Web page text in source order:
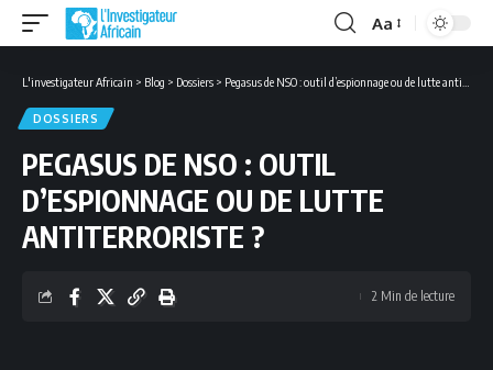
Font
Aa
L'investigateur Africain > Blog > Dossiers > Pegasus de NSO : outil d’espionnage ou de lutte antiterroriste ?
DOSSIERS
PEGASUS DE NSO : OUTIL
D’ESPIONNAGE OU DE LUTTE
ANTITERRORISTE ?
2 Min de lecture